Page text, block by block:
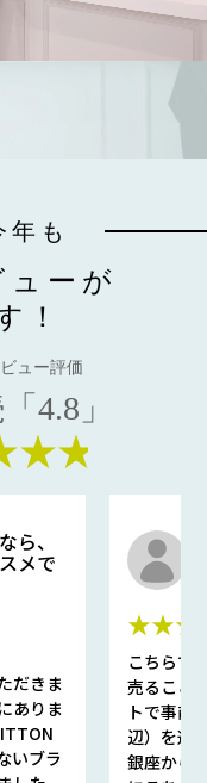
年も
ューが
！
ュー評価
4.8」
ら、
メで
だきま
ありま
いブラ
こちらで
売ること
トで事前
辺）を選
銀座から